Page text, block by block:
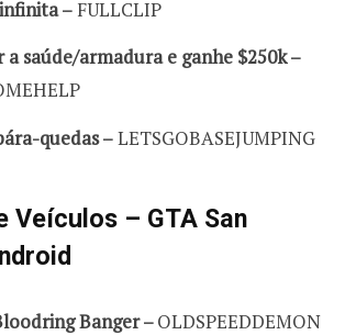
– FULLCLIP
a saúde/armadura e ganhe $250k –
quedas –LETSGOBASEJUMPING
Veículos – GTA San
Banger –OLDSPEEDDEMON